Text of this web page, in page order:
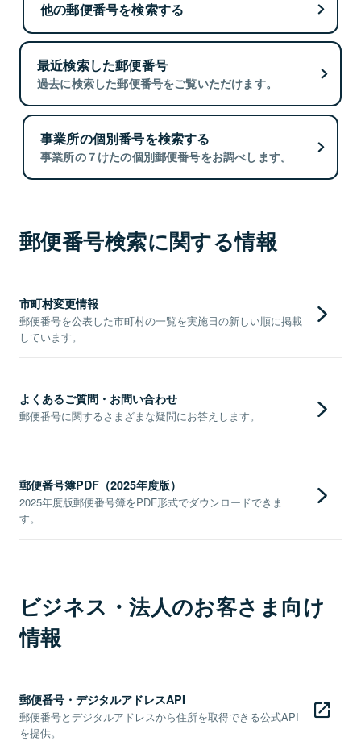
他の郵便番号を検索する
最近検索した郵便番号
過去に検索した郵便番号をご覧いただけます。
事業所の個別番号を検索する
事業所の７けたの個別郵便番号をお調べします。
郵便番号検索に関する情報
市町村変更情報
郵便番号を公表した市町村の一覧を実施日の新しい順に掲載
しています。
よくあるご質問・お問い合わせ
郵便番号に関するさまざまな疑問にお答えします。
郵便番号簿PDF（2025年度版）
2025年度版郵便番号簿をPDF形式でダウンロードできま
す。
ビジネス・法人のお客さま向け
情報
郵便番号・デジタルアドレスAPI
郵便番号とデジタルアドレスから住所を取得できる公式API
を提供。